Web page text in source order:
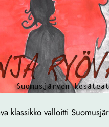
klassikko valloitti